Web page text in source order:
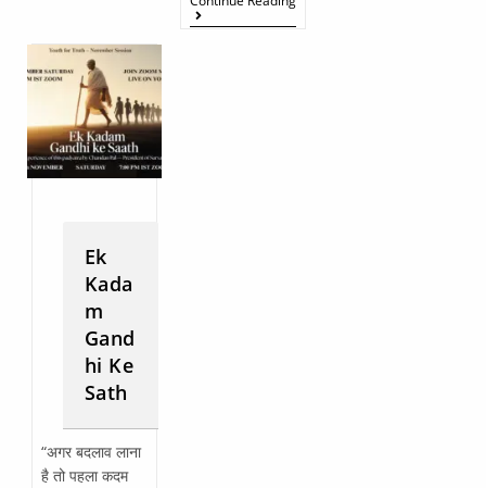
Ek
Kada
m
Gand
hi Ke
Sath
“अगर बदलाव लाना
है तो पहला कदम